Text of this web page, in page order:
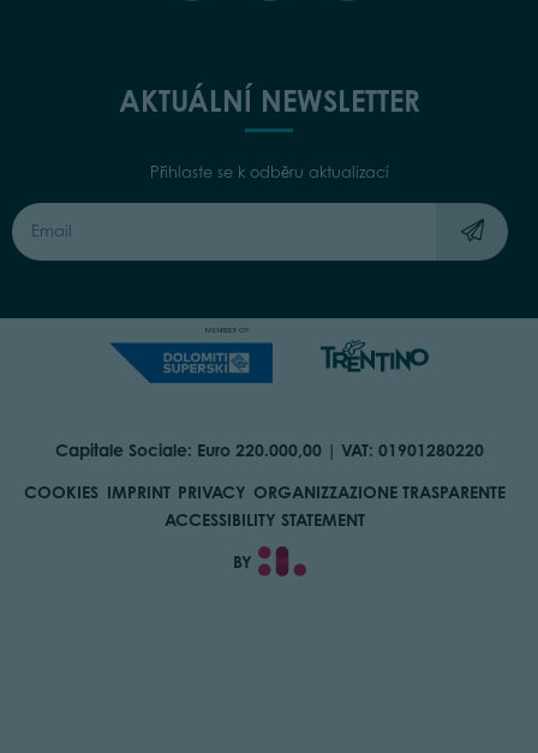
AKTUÁLNÍ NEWSLETTER
Přihlaste se k odběru aktualizací
Capitale Sociale: Euro 220.000,00 | VAT: 01901280220
COOKIES IMPRINT PRIVACY ORGANIZZAZIONE TRASPARENTE
ACCESSIBILITY STATEMENT
BY